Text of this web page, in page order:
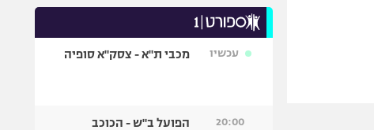
עכשיו מכבי ת"א - צסק"א סופיה
20:00
הפועל ב"ש - הכוכב